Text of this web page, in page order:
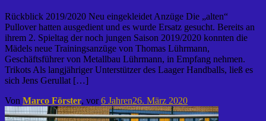
Rückblick 2019/2020 Neu eingekleidet Anzüge Die „alten“
Pullover hatten ausgedient und es wurde Ersatz gesucht. Bereits an
ihrem 2. Spieltag der noch jungen Saison 2019/2020 konnten die
Mädels neue Trainingsanzüge von Thomas Lührmann,
Geschäftsführer von Metallbau Lührmann, in Empfang nehmen.
Trikots Als langjähriger Unterstützer des Laager Handballs, ließ es
sich Jens Gerullat […]
Von Marco Förster, vor6 Jahren26. März 2020